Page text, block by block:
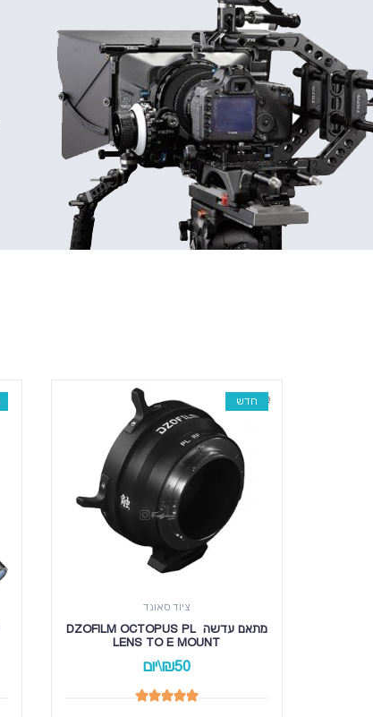
חדש
ציוד סאונד
מתאם עדשה DZOFILM OCTOPUS PL
LENS TO E MOUNT
₪50\יום